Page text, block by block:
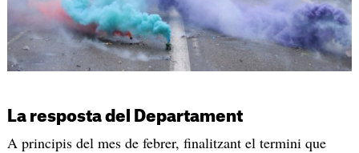
La resposta del Departament
A principis del mes de febrer, finalitzant el termini que